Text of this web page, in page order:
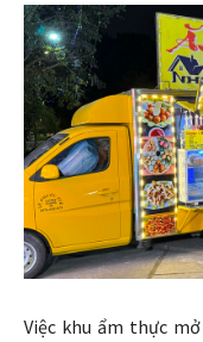
Việc khu ẩm thực